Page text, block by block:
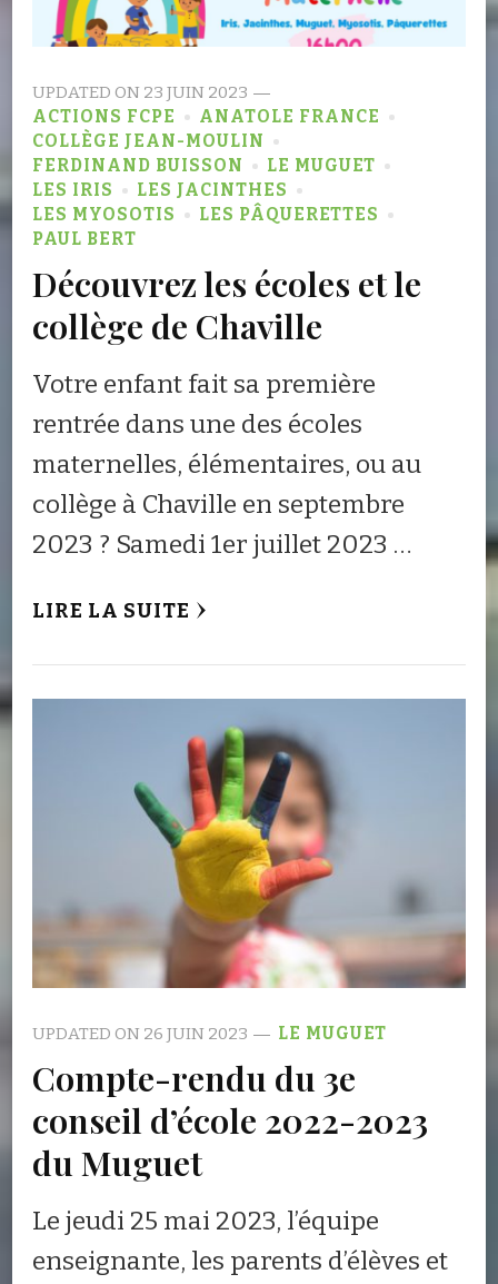
UPDATED ON 23 JUIN 2023
ACTIONS FCPE
ANATOLE FRANCE
COLLÈGE JEAN-MOULIN
FERDINAND BUISSON
LE MUGUET
LES IRIS
LES JACINTHES
LES MYOSOTIS
LES PÂQUERETTES
PAUL BERT
Découvrez les écoles et le
collège de Chaville
Votre enfant fait sa première
rentrée dans une des écoles
maternelles, élémentaires, ou au
collège à Chaville en septembre
2023 ? Samedi 1er juillet 2023 …
LIRE LA SUITE
UPDATED ON 26 JUIN 2023 LE MUGUET
Compte-rendu du 3e
conseil d’école 2022-2023
du Muguet
Le jeudi 25 mai 2023, l’équipe
enseignante, les parents d’élèves et